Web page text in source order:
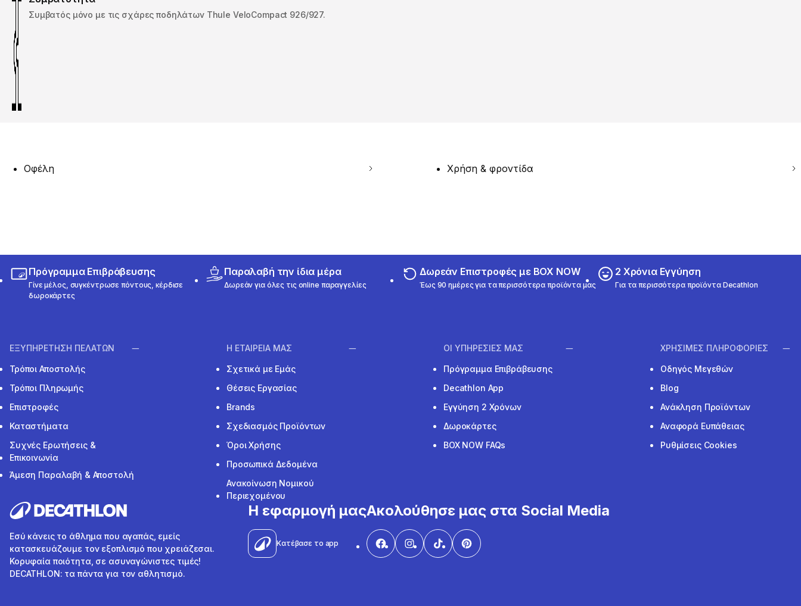
Συμβατός μόνο με τις σχάρες ποδηλάτων Thule VeloCompact 926/927.
Οφέλη Χρήση & φροντίδα
Πρόγραμμα Επιβράβευσης
Γίνε μέλος, συγκέντρωσε πόντους, κέρδισε
δωροκάρτες
Παραλαβή την ίδια μέρα
Δωρεάν για όλες τις online παραγγελίες
Δωρεάν Επιστροφές με BOX NOW
Έως 90 ημέρες για τα περισσότερα προϊόντα μας
2 Χρόνια Εγγύηση
Για τα περισσότερα προϊόντα Decathlon
ΕΞΥΠΗΡΕΤΗΣΗ ΠΕΛΑΤΩΝ
Τρόποι Αποστολής
Τρόποι Πληρωμής
Επιστροφές
Καταστήματα
Συχνές Ερωτήσεις &
Επικοινωνία
Άμεση Παραλαβή & Αποστολή
Η ΕΤΑΙΡΕΙΑ ΜΑΣ
Σχετικά με Εμάς
Θέσεις Εργασίας
Brands
Σχεδιασμός Προϊόντων
Όροι Χρήσης
Προσωπικά Δεδομένα
Ανακοίνωση Νομικού
Περιεχομένου
ΟΙ ΥΠΗΡΕΣΙΕΣ ΜΑΣ
Πρόγραμμα Επιβράβευσης
Decathlon App
Εγγύηση 2 Χρόνων
Δωροκάρτες
BOX NOW FAQs
ΧΡΗΣΙΜΕΣ ΠΛΗΡΟΦΟΡΙΕΣ
Οδηγός Μεγεθών
Blog
Ανάκληση Προϊόντων
Αναφορά Ευπάθειας
Ρυθμίσεις Cookies
Εσύ κάνεις το άθλημα που αγαπάς, εμείς
κατασκευάζουμε τον εξοπλισμό που χρειάζεσαι.
Κορυφαία ποιότητα, σε ασυναγώνιστες τιμές!
DECATHLON: τα πάντα για τον αθλητισμό.
Η εφαρμογή μας
Κατέβασε το app
Ακολούθησε μας στα Social Media